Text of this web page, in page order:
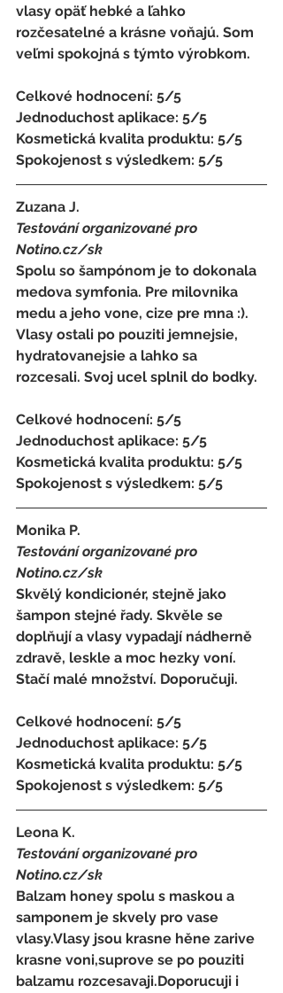
vlasy opäť hebké a ľahko
rozčesatelné a krásne voňajú. Som
veľmi spokojná s týmto výrobkom.
Celkové hodnocení: 5/5
Jednoduchost aplikace: 5/5
Kosmetická kvalita produktu: 5/5
Spokojenost s výsledkem: 5/5
Zuzana J.
Testování organizované pro
Notino.cz/sk
Spolu so šampónom je to dokonala
medova symfonia. Pre milovnika
medu a jeho vone, cize pre mna :).
Vlasy ostali po pouziti jemnejsie,
hydratovanejsie a lahko sa
rozcesali. Svoj ucel splnil do bodky.
Celkové hodnocení: 5/5
Jednoduchost aplikace: 5/5
Kosmetická kvalita produktu: 5/5
Spokojenost s výsledkem: 5/5
Monika P.
Testování organizované pro
Notino.cz/sk
Skvělý kondicionér, stejně jako
šampon stejné řady. Skvěle se
doplňují a vlasy vypadají nádherně
zdravě, leskle a moc hezky voní.
Stačí malé množství. Doporučuji.
Celkové hodnocení: 5/5
Jednoduchost aplikace: 5/5
Kosmetická kvalita produktu: 5/5
Spokojenost s výsledkem: 5/5
Leona K.
Testování organizované pro
Notino.cz/sk
Balzam honey spolu s maskou a
samponem je skvely pro vase
vlasy.Vlasy jsou krasne hěne zarive
krasne voni,suprove se po pouziti
balzamu rozcesavaji.Doporucuji i